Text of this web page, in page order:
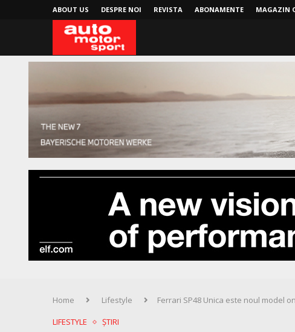
ABOUT US DESPRE NOI REVISTA ABONAMENTE MAGAZIN
Home Lifestyle
Ferrari SP48 Unica este noul model
LIFESTYLE
ȘTIRI